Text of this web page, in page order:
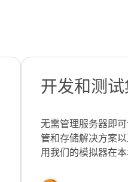
开发和测
无需管理服务器即
管和存储解决方案